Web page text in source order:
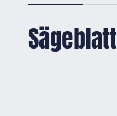
Sägeblatt